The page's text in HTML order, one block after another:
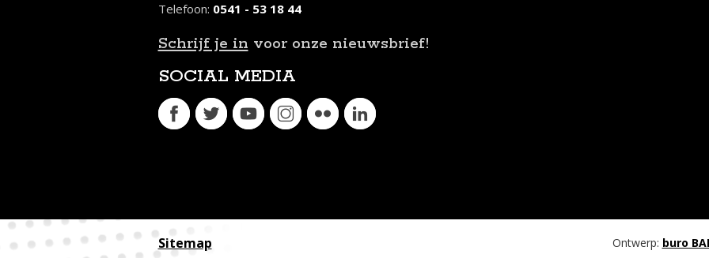
Telefoon: 0541 - 53 18 44
Schrijf je in voor onze nieuwsbrief!
SOCIAL MEDIA
Sitemap Ontwerp: buro